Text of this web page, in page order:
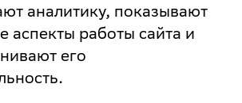
аналитику, показывают
аспекты работы сайта и
его